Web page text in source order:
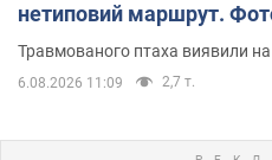
нетиповий маршрут.
Травмованого птаха виявили
6.08.2026 11:09 2,7 т.